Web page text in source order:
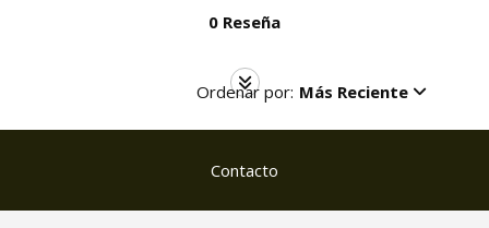
0 Reseña
Ordenar por: Más Reciente
Contacto